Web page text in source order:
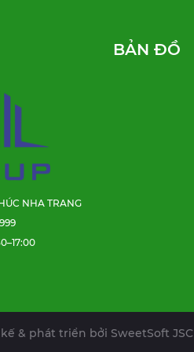
NHA TRANG
BẢN ĐỒ
& phát triển bởi SweetSoft JSC